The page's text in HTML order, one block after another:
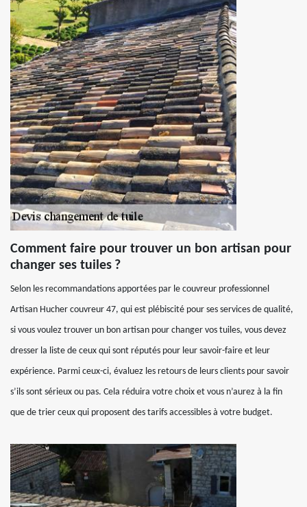
Comment faire pour trouver un bon artisan pour
changer ses tuiles ?
Selon les recommandations apportées par le couvreur professionnel
Artisan Hucher couvreur 47, qui est plébiscité pour ses services de qualité,
si vous voulez trouver un bon artisan pour changer vos tuiles, vous devez
dresser la liste de ceux qui sont réputés pour leur savoir-faire et leur
expérience. Parmi ceux-ci, évaluez les retours de leurs clients pour savoir
s’ils sont sérieux ou pas. Cela réduira votre choix et vous n’aurez à la fin
que de trier ceux qui proposent des tarifs accessibles à votre budget.